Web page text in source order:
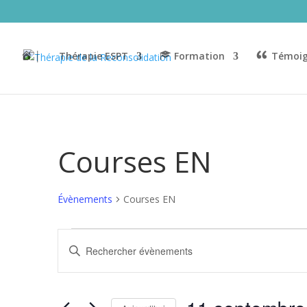
│ Thérapie ESPT Formation
Courses EN
Évènements Courses EN
Évènements
for
11
Recherche
et
navigation
Saisir
mot-
clé.